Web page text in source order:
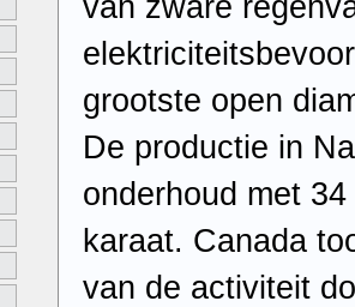
grootste open
De productie in
onderhoud met
karaat. Canada
van de activiteit